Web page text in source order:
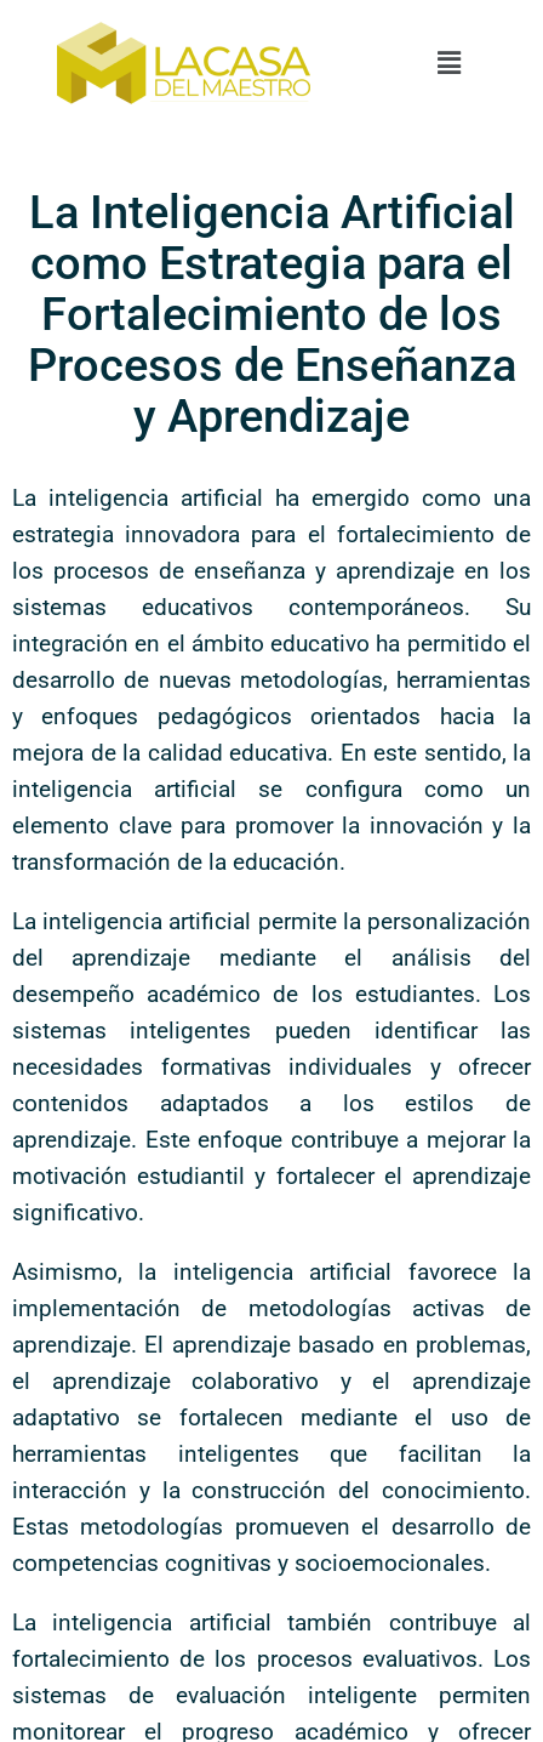
La Inteligencia Artificial
como Estrategia para el
Fortalecimiento de los
Procesos de Enseñanza
y Aprendizaje
La inteligencia artificial ha emergido como una
estrategia innovadora para el fortalecimiento de
los procesos de enseñanza y aprendizaje en los
sistemas educativos contemporáneos. Su
integración en el ámbito educativo ha permitido el
desarrollo de nuevas metodologías, herramientas
y enfoques pedagógicos orientados hacia la
mejora de la calidad educativa. En este sentido, la
inteligencia artificial se configura como un
elemento clave para promover la innovación y la
transformación de la educación.
La inteligencia artificial permite la personalización
del aprendizaje mediante el análisis del
desempeño académico de los estudiantes. Los
sistemas inteligentes pueden identificar las
necesidades formativas individuales y ofrecer
contenidos adaptados a los estilos de
aprendizaje. Este enfoque contribuye a mejorar la
motivación estudiantil y fortalecer el aprendizaje
significativo.
Asimismo, la inteligencia artificial favorece la
implementación de metodologías activas de
aprendizaje. El aprendizaje basado en problemas,
el aprendizaje colaborativo y el aprendizaje
adaptativo se fortalecen mediante el uso de
herramientas inteligentes que facilitan la
interacción y la construcción del conocimiento.
Estas metodologías promueven el desarrollo de
competencias cognitivas y socioemocionales.
La inteligencia artificial también contribuye al
fortalecimiento de los procesos evaluativos. Los
sistemas de evaluación inteligente permiten
monitorear el progreso académico y ofrecer